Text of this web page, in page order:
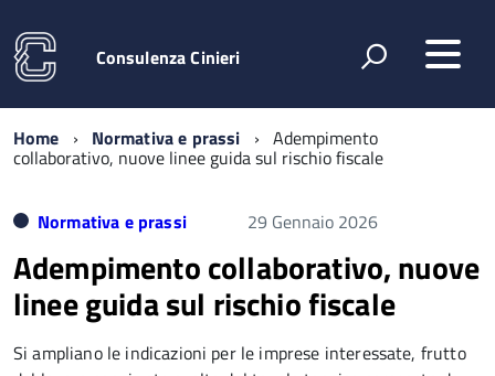
Consulenza Cinieri
Home Normativa e prassi Adempimento
collaborativo, nuove linee guida sul rischio fiscale
Normativa e prassi 29 Gennaio 2026
Adempimento collaborativo, nuove
linee guida sul rischio fiscale
Si ampliano le indicazioni per le imprese interessate, frutto